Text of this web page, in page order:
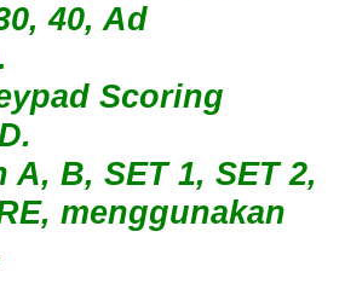
40, Ad
Scoring
B, SET 1, SET 2,
menggunakan